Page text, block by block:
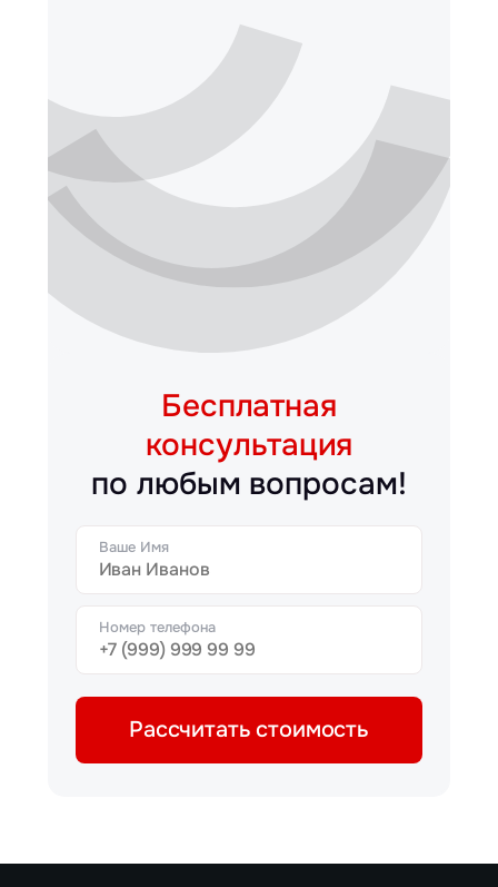
Бесплатная
консультация
по любым вопросам!
Ваше Имя
Номер телефона
Рассчитать стоимость